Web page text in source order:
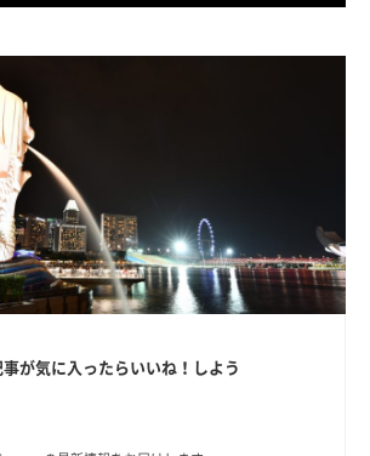
事が気に入ったらいいね！しよう